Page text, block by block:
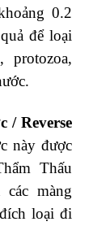
0.2
để loại
/ Reverse
này được
Thấu
các màng
loại đi